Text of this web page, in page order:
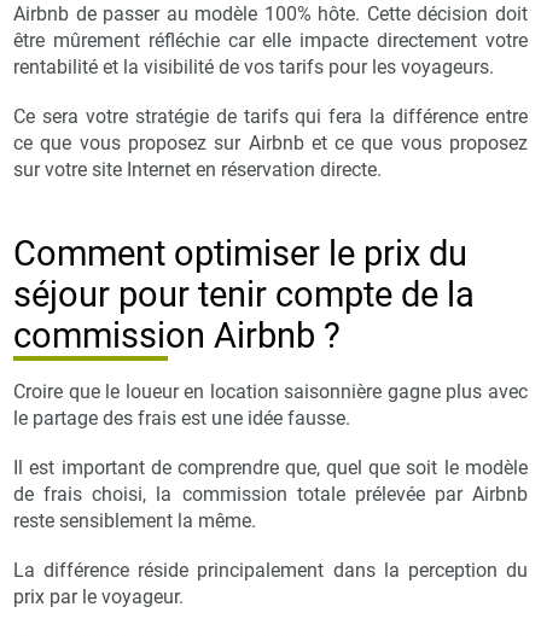
Airbnb de passer au modèle 100% hôte. Cette décision doit
être mûrement réfléchie car elle impacte directement votre
rentabilité et la visibilité de vos tarifs pour les voyageurs.
Ce sera votre stratégie de tarifs qui fera la différence entre
ce que vous proposez sur Airbnb et ce que vous proposez
sur votre site Internet en réservation directe.
Comment optimiser le prix du
séjour pour tenir compte de la
commission Airbnb ?
Croire que le loueur en location saisonnière gagne plus avec
le partage des frais est une idée fausse.
Il est important de comprendre que, quel que soit le modèle
de frais choisi, la commission totale prélevée par Airbnb
reste sensiblement la même.
La différence réside principalement dans la perception du
prix par le voyageur.